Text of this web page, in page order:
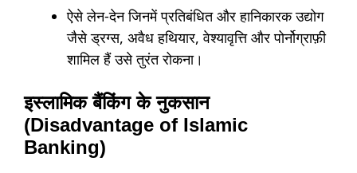
ऐसे लेन-देन जिनमें प्रतिबंधित और हानिकारक उद्योग
जैसे ड्रग्स, अवैध हथियार, वेश्यावृत्ति और पोर्नोग्राफ़ी
शामिल हैं उसे तुरंत रोकना।
इस्लामिक बैंकिंग के नुकसान
(Disadvantage of Islamic
Banking)